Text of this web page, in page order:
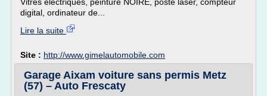
digital, ordinateur de...
Lire la suite
Site : http://www.gimelautomobile.com
Garage Aixam voiture sans permis Metz
(57) – Auto Frescaty